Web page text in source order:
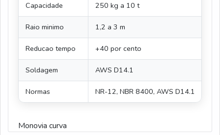
Capacidade 250 kg a 10 t
Raio minimo 1,2 a 3 m
Reducao tempo +40 por cento
Soldagem AWS D14.1
Normas NR-12, NBR 8400, AWS D14.1
Monovia curva